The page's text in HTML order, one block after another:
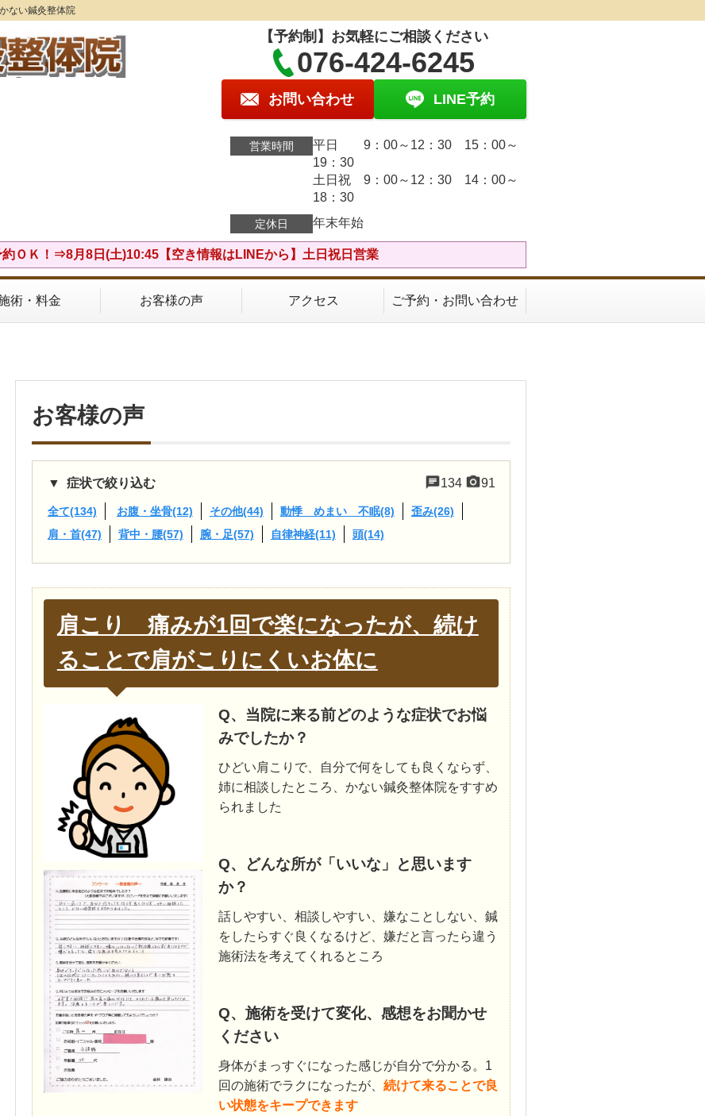
ない鍼灸整体院
【予約制】お気軽にご相談ください
076-424-6245
お問い合わせ LINE予約
営業時間
平日 9：00～12：30 15：00～
19：30
土日祝 9：00～12：30 14：00～
18：30
定休日 年末年始
約ＯＫ！⇒8月8日(土)10:45【空き情報はLINEから】土日祝日営業
術・料金 お客様の声 アクセス ご予約・お問い合わせ
お客様の声
134 91
症状で絞り込む
全て(134) お腹・坐骨(12) その他(44) 動悸 めまい 不眠(8)
歪み(26)
肩・首(47)
背中・腰(57) 腕・足(57) 自律神経(11) 頭(14)
肩こり 痛みが1回で楽になったが、続け
ることで肩がこりにくいお体に
Q、当院に来る前どのような症状でお悩
みでしたか？
ひどい肩こりで、自分で何をしても良くならず、
姉に相談したところ、かない鍼灸整体院をすすめ
られました
Q、どんな所が「いいな」と思います
か？
話しやすい、相談しやすい、嫌なことしない、鍼
をしたらすぐ良くなるけど、嫌だと言ったら違う
施術法を考えてくれるところ
Q、施術を受けて変化、感想をお聞かせ
ください
身体がまっすぐになった感じが自分で分かる。1
回の施術でラクになったが、 続けて来ることで良
い状態をキープできます